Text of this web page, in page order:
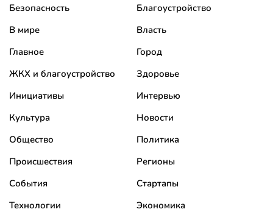
Безопасность
Благоустройство
В мире
Власть
Главное
Город
ЖКХ и благоустройство
Здоровье
Инициативы
Интервью
Культура
Новости
Общество
Политика
Происшествия
Регионы
События
Стартапы
Технологии
Экономика